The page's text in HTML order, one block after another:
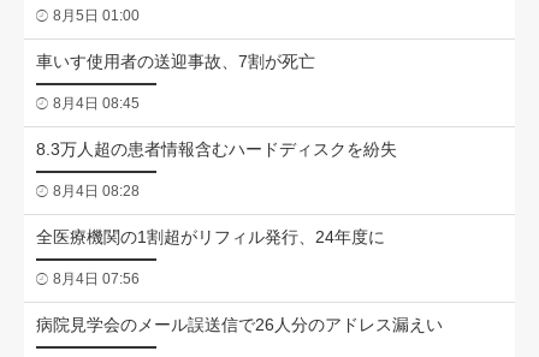
8月5日 01:00
車いす使用者の送迎事故、7割が死亡
8月4日 08:45
8.3万人超の患者情報含むハードディスクを紛失
8月4日 08:28
全医療機関の1割超がリフィル発行、24年度に
8月4日 07:56
病院見学会のメール誤送信で26人分のアドレス漏えい